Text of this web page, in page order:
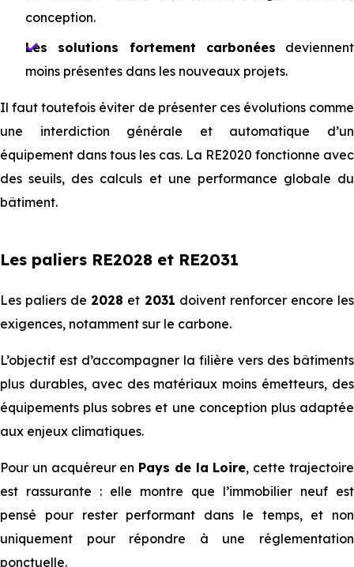
conception.
Les solutions fortement carbonées deviennent
moins présentes dans les nouveaux projets.
Il faut toutefois éviter de présenter ces évolutions comme
une interdiction générale et automatique d’un
équipement dans tous les cas. La RE2020 fonctionne avec
des seuils, des calculs et une performance globale du
bâtiment.
Les paliers RE2028 et RE2031
Les paliers de 2028 et 2031 doivent renforcer encore les
exigences, notamment sur le carbone.
L’objectif est d’accompagner la filière vers des bâtiments
plus durables, avec des matériaux moins émetteurs, des
équipements plus sobres et une conception plus adaptée
aux enjeux climatiques.
Pour un acquéreur en Pays de la Loire, cette trajectoire
est rassurante : elle montre que l’immobilier neuf est
pensé pour rester performant dans le temps, et non
uniquement pour répondre à une réglementation
ponctuelle.